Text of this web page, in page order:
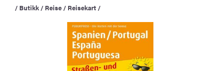
r/ Butikk / Reise / Reisekart /